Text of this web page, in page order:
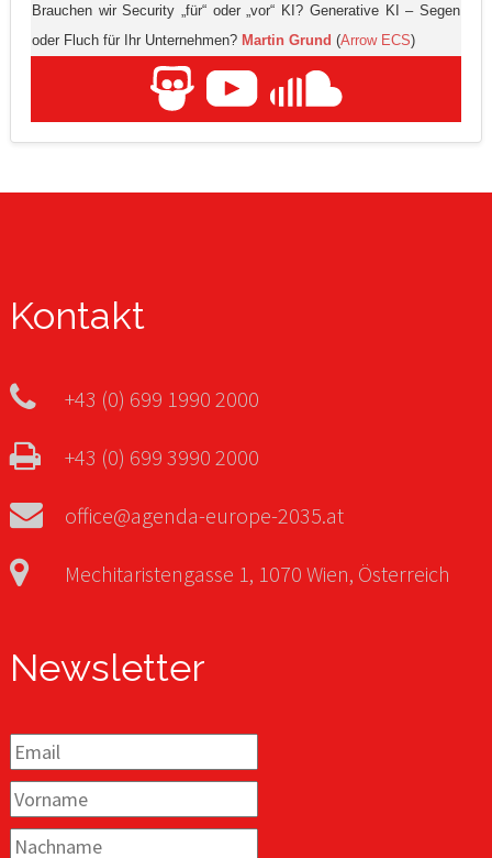
Brauchen wir Security „für“ oder „vor“ KI? Generative KI – Segen
oder Fluch für Ihr Unternehmen? Martin Grund (Arrow ECS)
Kontakt
+43 (0) 699 1990 2000
+43 (0) 699 3990 2000
office@agenda-europe-2035.at
Mechitaristengasse 1, 1070 Wien, Österreich
Newsletter